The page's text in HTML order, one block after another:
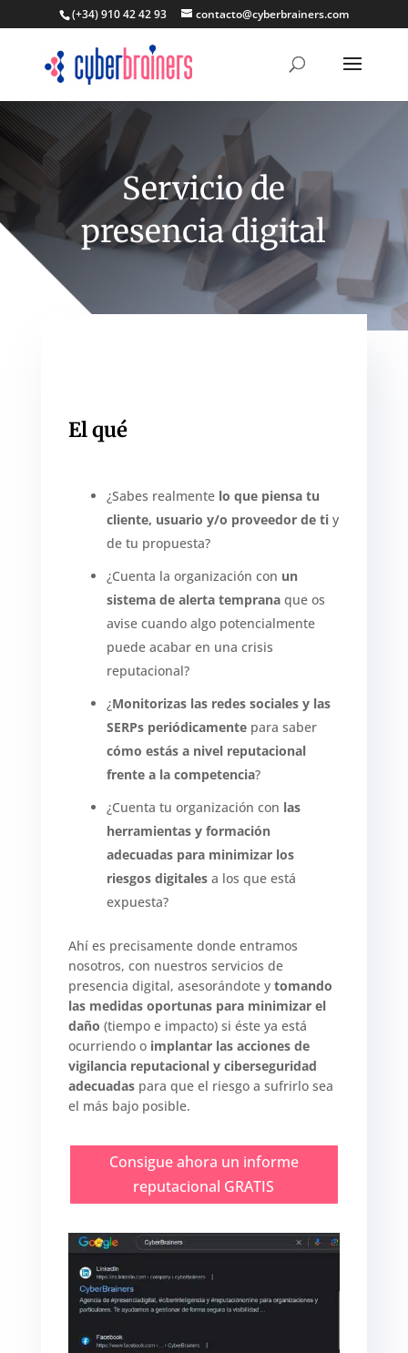
(+34) 910 42 42 93 contacto@cyberbrainers.com
Servicio de
presencia digital
El qué
¿Sabes realmente lo que piensa tu
cliente, usuario y/o proveedor de tiy
de tu propuesta?
¿Cuenta la organización con un
sistema de alerta tempranaque os
avise cuando algo potencialmente
puede acabar en una crisis
reputacional?
¿Monitorizas las redes sociales y las
SERPs periódicamentepara saber
cómo estás a nivel reputacional
frente a la competencia?
¿Cuenta tu organización con las
herramientas y formación
adecuadas para minimizar los
riesgos digitalesa los que está
expuesta?
Ahí es precisamente donde entramos
nosotros, con nuestros servicios de
presencia digital, asesorándote y tomando
las medidas oportunas para minimizar el
daño (tiempo e impacto) si éste ya está
ocurriendo o implantar las acciones de
vigilancia reputacional y ciberseguridad
adecuadas para que el riesgo a sufrirlo sea
el más bajo posible.
Consigue ahora un informe
reputacional GRATIS